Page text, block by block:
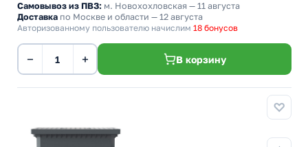
Самовывоз из ПВЗ: м. Новохохловская — 11 августа
Доставка по Москве и области — 12 августа
Авторизованному пользователю начислим 18 бонусов
− + В корзину